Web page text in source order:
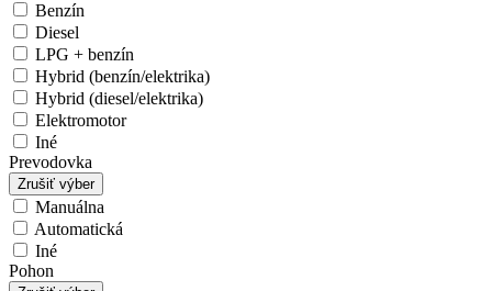
Benzín
Diesel
LPG + benzín
Hybrid (benzín/elektrika)
Hybrid (diesel/elektrika)
Elektromotor
Iné
Prevodovka
Zrušiť výber
Manuálna
Automatická
Iné
Pohon